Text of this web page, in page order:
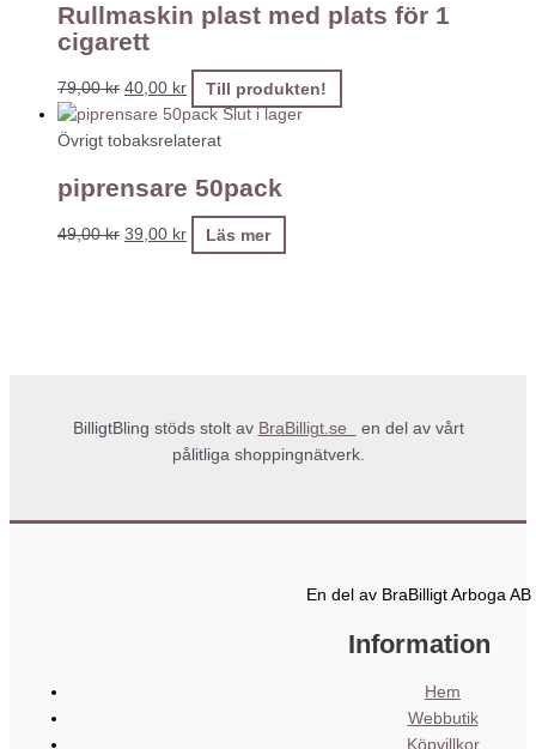
Rullmaskin plast med plats för 1
cigarett
79,00kr 40,00 kr Till produkten!
Slut i lager
Övrigt tobaksrelaterat
piprensare 50pack
49,00kr 39,00 kr Läs mer
BilligtBling stöds stolt av BraBilligt.se
en del av vårt
pålitliga shoppingnätverk.
En del av BraBilligt Arboga AB
Information
Hem
Webbutik
Köpvillkor